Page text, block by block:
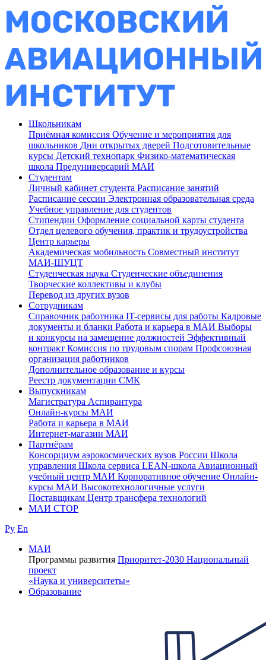
Школьникам
Приёмная комиссия Обучение и мероприятия для
школьников Дни открытых дверей Подготовительные
курсы Детский технопарк Физико-математическая
школа Предуниверсарий МАИ
Студентам
Личный кабинет студента Расписание занятий
Расписание сессии Электронная образовательная среда
Учебное управление для студентов
Стипендии Оформление социальной карты студента
Отдел целевого обучения, практик и трудоустройства
Центр карьеры
Академическая мобильность Совместный институт
МАИ-ШУЦТ
Студенческая наука Студенческие объединения
Творческие коллективы и клубы
Перевод из других вузов
Сотрудникам
Cправочник работника IT-сервисы для работы Кадровые
документы и бланки Работа и карьера в МАИ Выборы
и конкурсы на замещение должностей Эффективный
контракт Комиссия по трудовым спорам Профсоюзная
организация работников
Дополнительное образование и курсы
Реестр документации СМК
Выпускникам
Магистратура Аспирантура
Онлайн-курсы МАИ
Работа и карьера в МАИ
Интернет-магазин МАИ
Партнёрам
Консорциум аэрокосмических вузов России Школа
управления Школа сервиса LEAN-школа Авиационный
учебный центр МАИ Корпоративное обучение Онлайн-
курсы МАИ Высокотехнологичные услуги
Поставщикам Центр трансфера технологий
МАИ СТОР
Ру En
МАИ
Программы развития Приоритет-2030 Национальный
проект
«Наука и университеты»
Образование